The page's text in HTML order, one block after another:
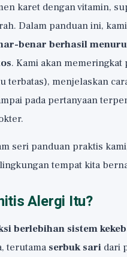
karet dengan vitamin,
Dalam panduan ini,
benar berhasil
. Kami akan
terbatas), menjelaskan
pada pertanyaan
seri panduan praktis
tempat kita
Alergi Itu?
berlebihan sistem
terutama serbuk sari dari